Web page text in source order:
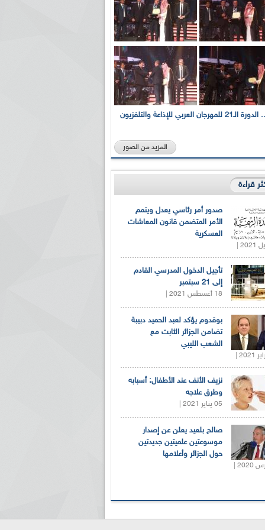
بالصور... الدورة الـ21 للمهرجان العربي للإذاعة والتلفزيون
المزيد من الصور
قراءة
صدور أمر رئاسي يعدل ويتمم
الأمر المتضمن قانون المعاشات
العسكرية
تأجيل الدخول المدرسي القادم
إلى 21 سبتمبر
18 أغسطس 2021 |
بوقدوم يؤكد لعبد الحميد دبيبة
تضامن الجزائر الثابت مع
الشعب الليبي
نزيف الأنف عند الأطفال: أسبابه
وطرق علاجه
05 يناير 2021 |
صالح بلعيد يعلن عن إصدار
موسوعتين علميتين جديدتين
حول الجزائر وأعلامها